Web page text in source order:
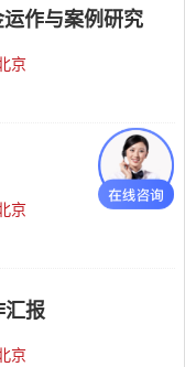
作与案例研究
京
京
汇报
京